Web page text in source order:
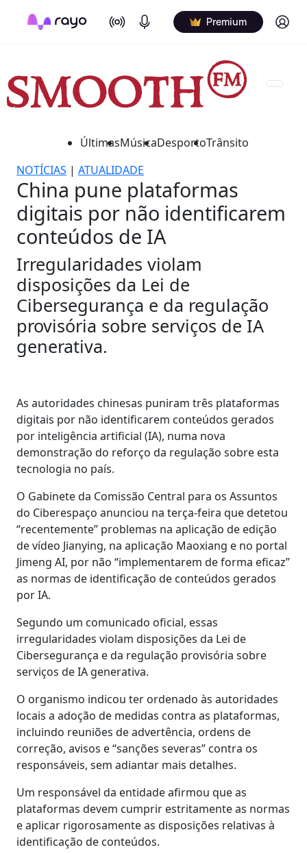
On Air Podcasts Premium Log in
ÚltimasMúsicaDesportoTrânsito
NOTÍCIAS | ATUALIDADE
China pune plataformas
digitais por não identificarem
conteúdos de IA
Irregularidades violam
disposições da Lei de
Cibersegurança e da regulação
provisória sobre serviços de IA
generativa.
As autoridades chinesas puniram três plataformas
digitais por não identificarem conteúdos gerados
por inteligência artificial (IA), numa nova
demonstração do reforço da regulação sobre esta
tecnologia no país.
O Gabinete da Comissão Central para os Assuntos
do Ciberespaço anunciou na terça-feira que detetou
“recentemente” problemas na aplicação de edição
de vídeo Jianying, na aplicação Maoxiang e no portal
Jimeng AI, por não “implementarem de forma eficaz”
as normas de identificação de conteúdos gerados
por IA.
Segundo um comunicado oficial, essas
irregularidades violam disposições da Lei de
Cibersegurança e da regulação provisória sobre
serviços de IA generativa.
O organismo indicou ter ordenado às autoridades
locais a adoção de medidas contra as plataformas,
incluindo reuniões de advertência, ordens de
correção, avisos e “sanções severas” contra os
responsáveis, sem adiantar mais detalhes.
Um responsável da entidade afirmou que as
plataformas devem cumprir estritamente as normas
e aplicar rigorosamente as disposições relativas à
identificação de conteúdos.